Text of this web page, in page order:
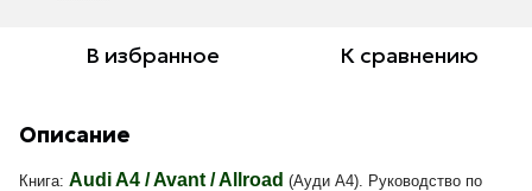
В избранное К сравнению
Описание
Книга: Audi A4 / Avant / Allroad (Ауди А4). Руководство по